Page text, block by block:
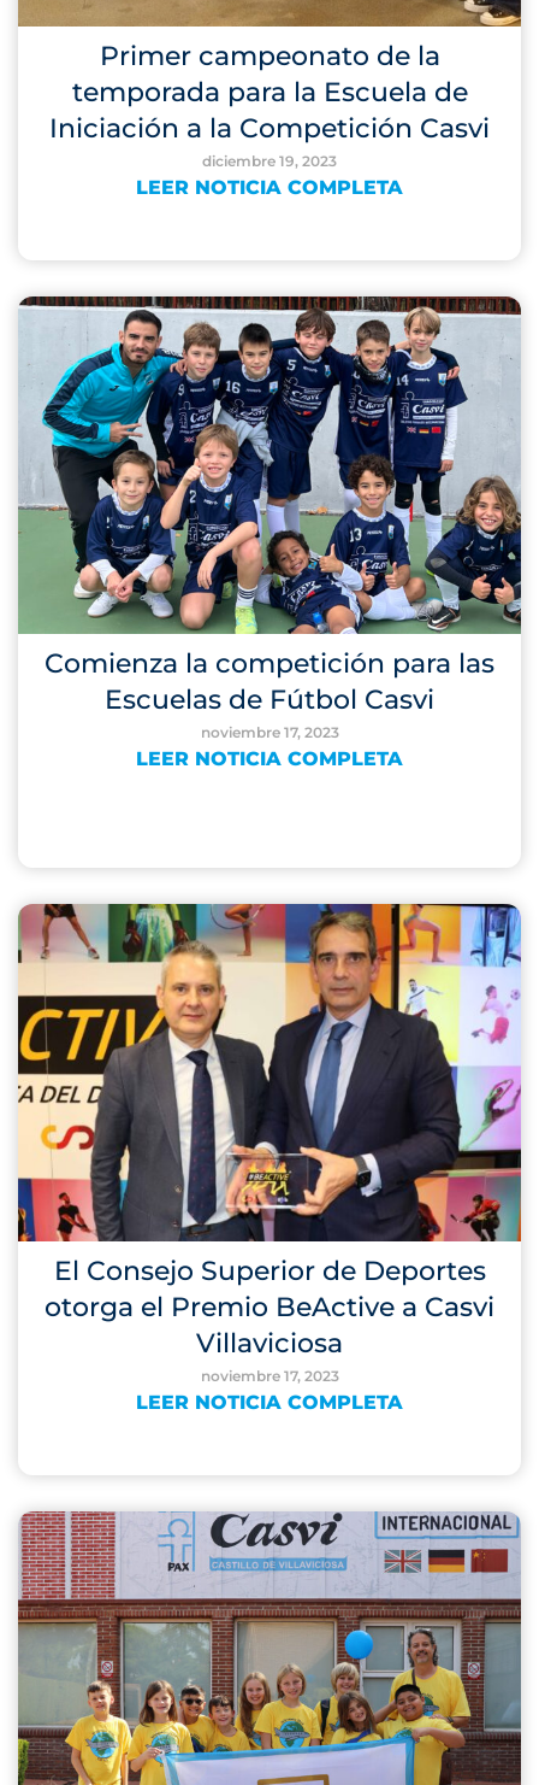
Primer campeonato de la
temporada para la Escuela de
Iniciación a la Competición Casvi
diciembre 19, 2023
LEER NOTICIA COMPLETA
Comienza la competición para las
Escuelas de Fútbol Casvi
noviembre 17, 2023
LEER NOTICIA COMPLETA
El Consejo Superior de Deportes
otorga el Premio BeActive a Casvi
Villaviciosa
noviembre 17, 2023
LEER NOTICIA COMPLETA